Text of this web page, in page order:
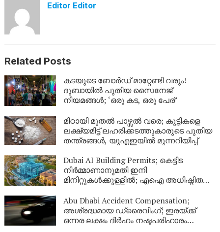
Editor Editor
Related Posts
കടയുടെ ബോർഡ് മാറ്റേണ്ടി വരും!
ദുബായിൽ പുതിയ സൈനേജ്
നിയമങ്ങൾ; ‘ഒരു കട, ഒരു പേര്’
മിഠായി മുതൽ പാഴ്സൽ വരെ; കുട്ടികളെ
ലക്ഷ്യമിട്ട് ലഹരിക്കടത്തുകാരുടെ പുതിയ
തന്ത്രങ്ങൾ, യുഎഇയിൽ മുന്നറിയിപ്പ്
Dubai AI Building Permits; കെട്ടിട
നിർമ്മാണാനുമതി ഇനി
മിനിറ്റുകൾക്കുള്ളിൽ; എഐ അധിഷ്ഠിത
മുൻസിപ്പാലിറ്റി
Abu Dhabi Accident Compensation;
അശ്രദ്ധമായ ഡ്രൈവിംഗ്; ഇരയ്ക്ക്
ഒന്നര ലക്ഷം ദിർഹം നഷ്ടപരിഹാരം